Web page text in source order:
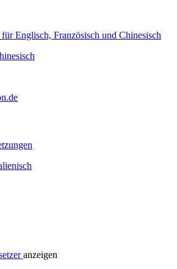
Englisch, Französisch und Chinesisch
anzeigen